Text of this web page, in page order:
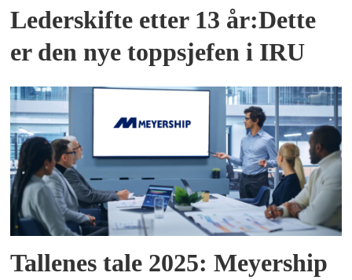
Lederskifte etter 13 år:Dette
er den nye toppsjefen i IRU
Tallenes tale 2025: Meyership